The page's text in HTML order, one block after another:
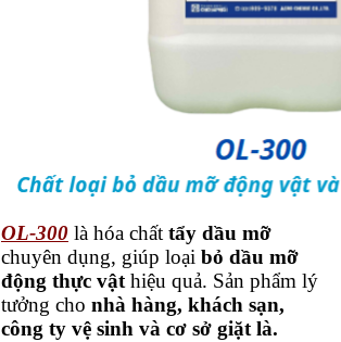
OL-300 là hóa chất tẩy dầu mỡ
chuyên dụng, giúp loại bỏ dầu mỡ
động thực vậthiệu quả. Sản phẩm lý
tưởng cho nhà hàng, khách sạn,
công ty vệ sinh và cơ sở giặt là.